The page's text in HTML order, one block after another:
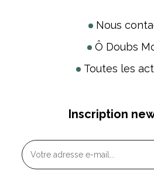
Nous
Ô Doubs
Toutes les
Inscription